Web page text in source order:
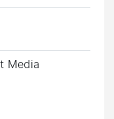
Media